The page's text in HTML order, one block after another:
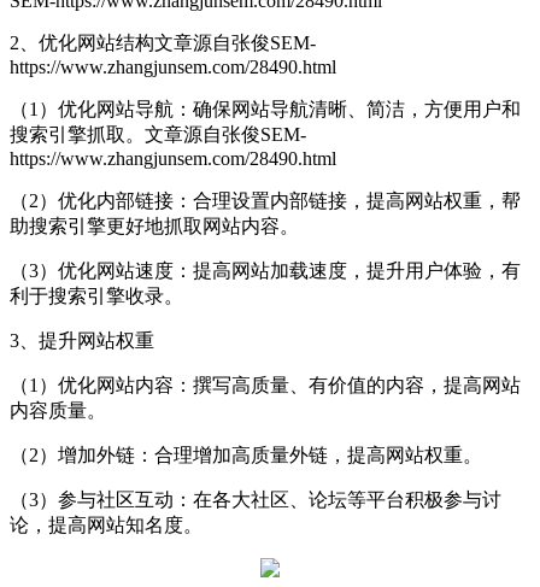
2、优化网站结构文章源自张俊SEM-
https://www.zhangjunsem.com/28490.html
（1）优化网站导航：确保网站导航清晰、简洁，方便用户和
搜索引擎抓取。 文章源自张俊SEM-
https://www.zhangjunsem.com/28490.html
（2）优化内部链接：合理设置内部链接，提高网站权重，帮
助搜索引擎更好地抓取网站内容。
（3）优化网站速度：提高网站加载速度，提升用户体验，有
利于搜索引擎收录。
3、提升网站权重
（1）优化网站内容：撰写高质量、有价值的内容，提高网站
内容质量。
（2）增加外链：合理增加高质量外链，提高网站权重。
（3）参与社区互动：在各大社区、论坛等平台积极参与讨
论，提高网站知名度。